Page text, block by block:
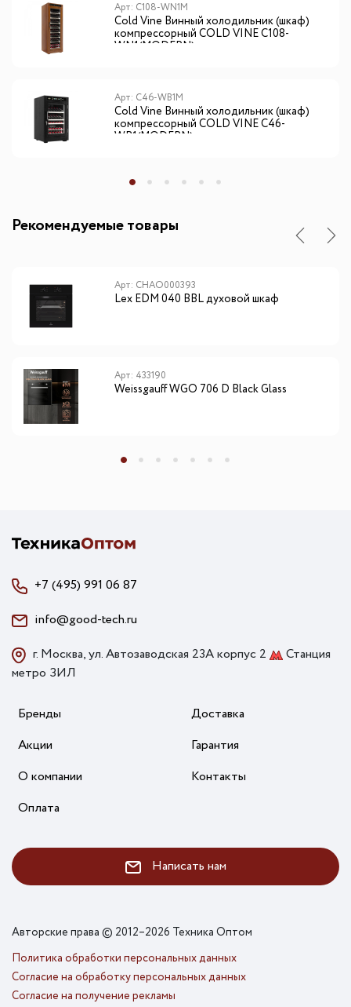
Арт: C108-WN1M
Cold Vine Винный холодильник (шкаф)
компрессорный COLD VINE С108-
WN1(MODERN)
Арт: C46-WB1M
Cold Vine Винный холодильник (шкаф)
компрессорный COLD VINE С46-
WB1(MODERN)
Рекомендуемые товары
Арт: CHAO000393
Lex EDM 040 BBL духовой шкаф
Арт: 433190
Weissgauff WGO 706 D Black Glass
+7 (495) 991 06 87
info@good-tech.ru
г. Москва, ул. Автозаводская 23А корпус 2
Станция
метро ЗИЛ
Бренды
Акции
О компании
Оплата
Доставка
Гарантия
Контакты
Написать нам
Авторские права © 2012–2026 Техника Оптом
Политика обработки персональных данных
Согласие на обработку персональных данных
Согласие на получение рекламы